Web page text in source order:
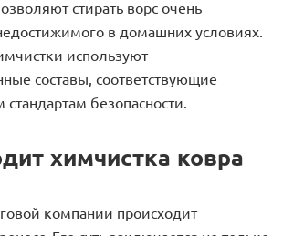
стирать ворс очень
в домашних условиях.
используют
составы, соответствующие
безопасности.
химчистка ковра
компании происходит